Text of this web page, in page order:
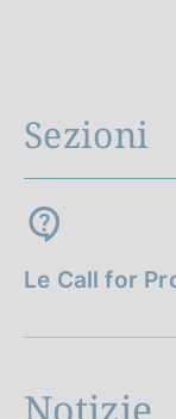
Sezioni
Le Call for